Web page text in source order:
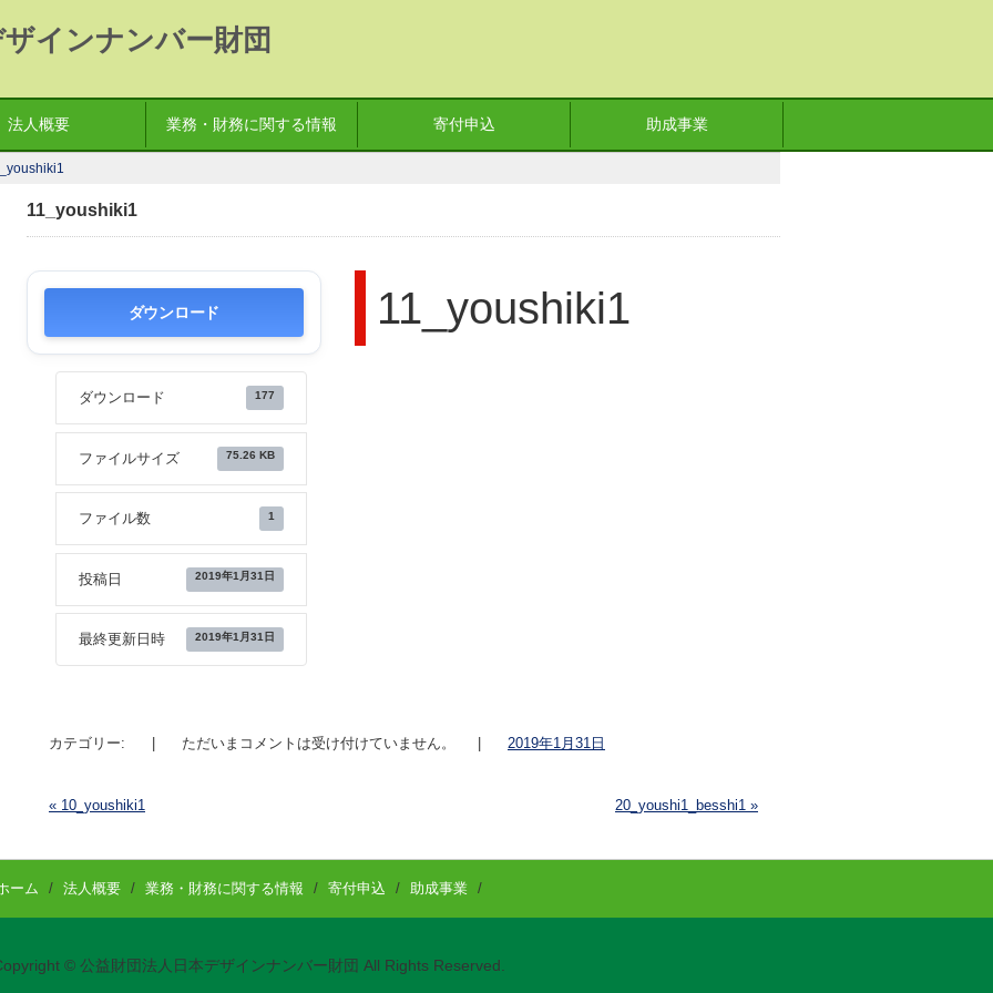
インナンバー財団
法人概要 業務・財務に関する情報 寄付申込 助成事業
11_youshiki1
ダウンロード
ダウンロード 177
ファイルサイズ 75.26 KB
ファイル数 1
投稿日 2019年1月31日
最終更新日時 2019年1月31日
11_youshiki1
カテゴリー: | ただいまコメントは受け付けていません。 | 2019年1月31日
« 10_youshiki1 20_youshi1_besshi1 »
ーム / 法人概要 / 業務・財務に関する情報 / 寄付申込 / 助成事業 /
© 公益財団法人日本デザインナンバー財団 All Rights Reserved.